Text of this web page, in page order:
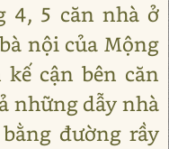
4, 5 căn nhà ở
nội của Mộng
cận bên căn
những dẫy nhà
đường rầy